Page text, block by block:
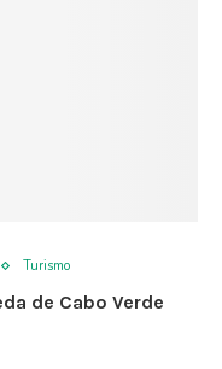
Turismo
de Cabo Verde